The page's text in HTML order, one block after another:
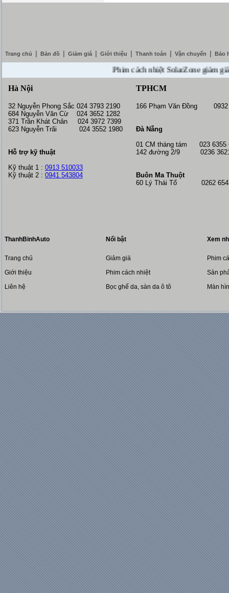
Trang chủ Bản đồ Giảm giá Giới thiệu Thanh toán Vận chuyển Bảo
Phim cách nhiệt SolarZone giảm giá
Hà Nội
32 Nguyễn Phong Sắc 024 3793 2190
684 Nguyễn Văn Cừ 024 3652 1282
371 Trần Khát Chân 024 3972 7399
623 Nguyễn Trãi 024 3552 1980
Hỗ trợ kỹ thuật
Kỹ thuật 1 : 0913 510033
Kỹ thuật 2 : 0941 543804
TPHCM
166 Phạm Văn Đồng 0932
Đà Nẵng
01 CM tháng tám 023 6355
142 đường 2/9 0236
Buôn Ma Thuột
60 Lý Thái Tổ 0262
ThanhBinhAuto
Trang chủ
Giới thiệu
Liên hệ
Nổi bật
Giảm giá
Phim cách nhiệt
Bọc ghế da, sàn da ô tô
Xem
Phim
Sản
Màn